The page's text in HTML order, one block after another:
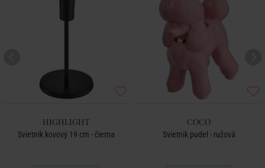
HIGHLIGHT
Svietnik kovový 19 cm - čierna
COCO
Svietnik pudel - ružová